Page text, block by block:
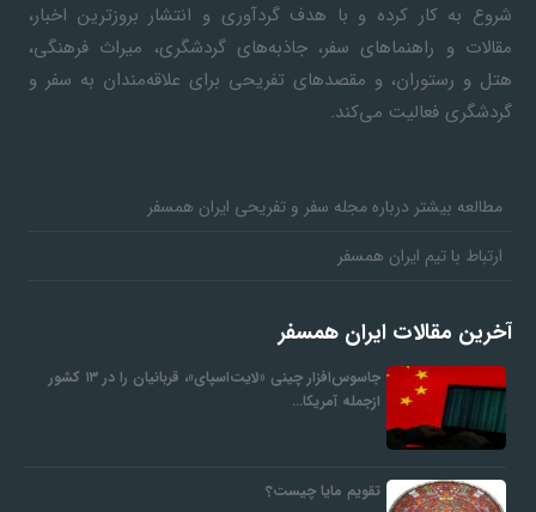
شروع به کار کرده و با هدف گردآوری و انتشار بروزترین اخبار،
مقالات و راهنماهای سفر، جاذبه‌های گردشگری، میراث فرهنگی،
هتل و رستوران، و مقصدهای تفریحی برای علاقه‌مندان به سفر و
گردشگری فعالیت می‌کند.
مطالعه بیشتر درباره مجله سفر و تفریحی ایران همسفر
ارتباط با تیم ایران همسفر
آخرین مقالات ایران همسفر
جاسوس‌افزار چینی «لایت‌اسپای»، قربانیان را در ۱۳ کشور
ازجمله آمریکا…
تقویم مایا چیست؟